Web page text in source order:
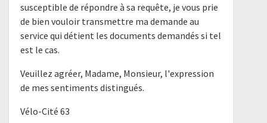
susceptible de répondre à sa requête, je vous prie
de bien vouloir transmettre ma demande au
service qui détient les documents demandés si tel
est le cas.
Veuillez agréer, Madame, Monsieur, l'expression
de mes sentiments distingués.
Vélo-Cité 63